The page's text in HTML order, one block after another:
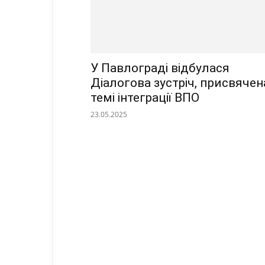
У Павлограді відбулася
Діалогова зустріч,
темі інтеграції ВПО
23.05.2025